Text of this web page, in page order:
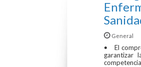
General
• El
garantizar